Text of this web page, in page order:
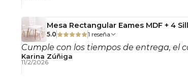
Mesa Rectangular Eames MDF + 4
5.0 1 reseña
Cumple con los tiempos de entrega, el
Karina Zúñiga
11/2/2026